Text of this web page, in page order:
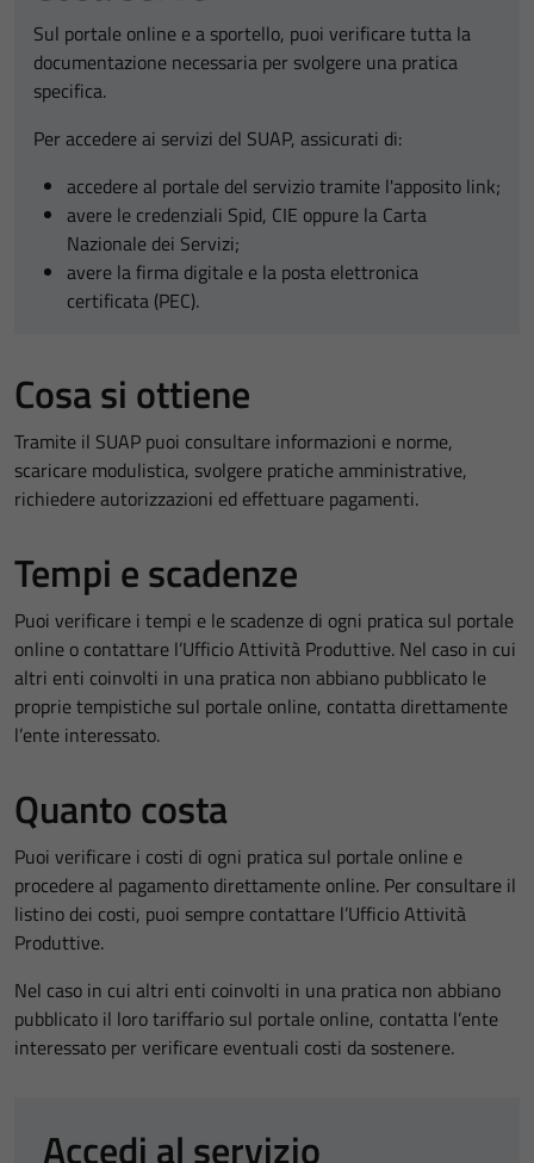
Sul portale online e a sportello, puoi verificare tutta la
documentazione necessaria per svolgere una pratica
specifica.
Per accedere ai servizi del SUAP, assicurati di:
accedere al portale del servizio tramite l'apposito link;
avere le credenziali Spid, CIE oppure la Carta
Nazionale dei Servizi;
avere la firma digitale e la posta elettronica
certificata (PEC).
Cosa si ottiene
Tramite il SUAP puoi consultare informazioni e norme,
scaricare modulistica, svolgere pratiche amministrative,
richiedere autorizzazioni ed effettuare pagamenti.
Tempi e scadenze
Puoi verificare i tempi e le scadenze di ogni pratica sul portale
online o contattare l’Ufficio Attività Produttive. Nel caso in cui
altri enti coinvolti in una pratica non abbiano pubblicato le
proprie tempistiche sul portale online, contatta direttamente
l’ente interessato.
Quanto costa
Puoi verificare i costi di ogni pratica sul portale online e
procedere al pagamento direttamente online. Per consultare il
listino dei costi, puoi sempre contattare l’Ufficio Attività
Produttive.
Nel caso in cui altri enti coinvolti in una pratica non abbiano
pubblicato il loro tariffario sul portale online, contatta l’ente
interessato per verificare eventuali costi da sostenere.
Accedi al servizio